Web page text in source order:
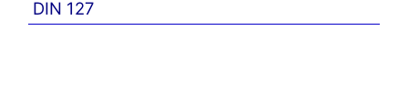
DIN 127